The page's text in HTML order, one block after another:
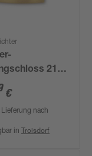
217
€
Lieferung nach
in Troisdorf